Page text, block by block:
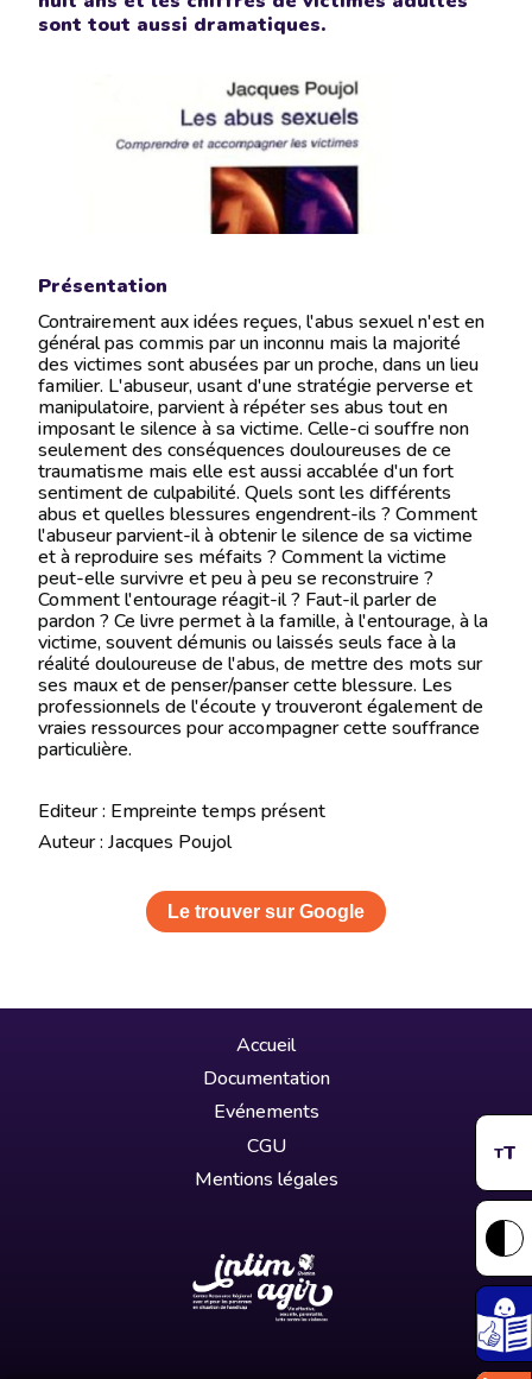
TT
sont tout aussi dramatiques.
Présentation
Contrairement aux idées reçues, l'abus sexuel n'est en
général pas commis par un inconnu mais la majorité
des victimes sont abusées par un proche, dans un lieu
familier. L'abuseur, usant d'une stratégie perverse et
manipulatoire, parvient à répéter ses abus tout en
imposant le silence à sa victime. Celle-ci souffre non
seulement des conséquences douloureuses de ce
traumatisme mais elle est aussi accablée d'un fort
sentiment de culpabilité. Quels sont les différents
abus et quelles blessures engendrent-ils ? Comment
l'abuseur parvient-il à obtenir le silence de sa victime
et à reproduire ses méfaits ? Comment la victime
peut-elle survivre et peu à peu se reconstruire ?
Comment l'entourage réagit-il ? Faut-il parler de
pardon ? Ce livre permet à la famille, à l'entourage, à la
victime, souvent démunis ou laissés seuls face à la
réalité douloureuse de l'abus, de mettre des mots sur
ses maux et de penser/panser cette blessure. Les
professionnels de l'écoute y trouveront également de
vraies ressources pour accompagner cette souffrance
particulière.
Editeur : Empreinte temps présent
Auteur : Jacques Poujol
Le trouver sur Google
Accueil
Documentation
Evénements
CGU
Mentions légales